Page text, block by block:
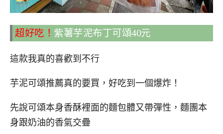
超好吃！ 紫薯芋泥布丁可頌40元
這款我真的喜歡到不行
芋泥可頌推薦真的要買，好吃到一個爆炸！
先說可頌本身香酥裡面的麵包體又帶彈性，麵團本
身跟奶油的香氣交疊